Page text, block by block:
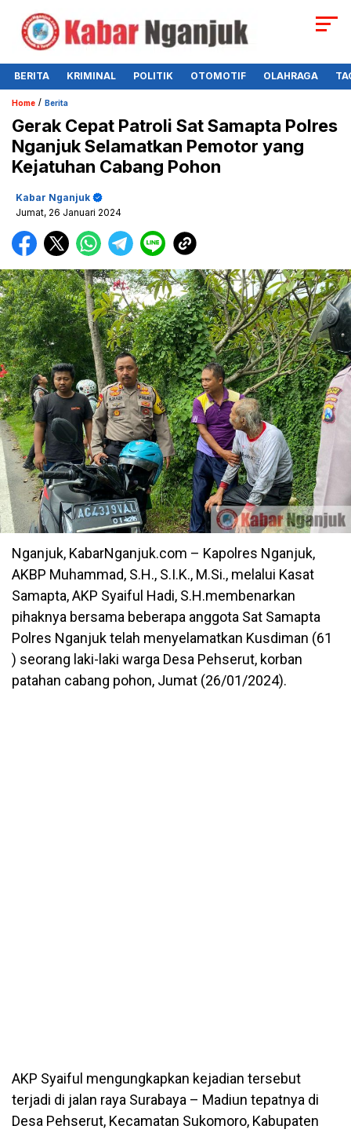
BERITA KRIMINAL POLITIK OTOMOTIF OLAHRAGA
Home / Berita
Gerak Cepat Patroli Sat Samapta Polres
Nganjuk Selamatkan Pemotor yang
Kejatuhan Cabang Pohon
Kabar Nganjuk
Jumat, 26 Januari 2024
Nganjuk, KabarNganjuk.com – Kapolres Nganjuk,
AKBP Muhammad, S.H., S.I.K., M.Si., melalui Kasat
Samapta, AKP Syaiful Hadi, S.H.membenarkan
pihaknya bersama beberapa anggota Sat Samapta
Polres Nganjuk telah menyelamatkan Kusdiman (61
) seorang laki-laki warga Desa Pehserut, korban
patahan cabang pohon, Jumat (26/01/2024).
AKP Syaiful mengungkapkan kejadian tersebut
terjadi di jalan raya Surabaya – Madiun tepatnya di
Desa Pehserut, Kecamatan Sukomoro, Kabupaten